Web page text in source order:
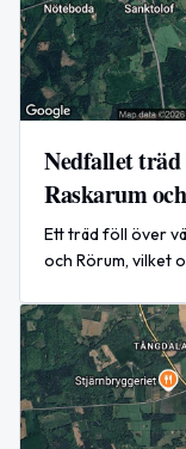
Nedfallet träd
Raskarum
Ett träd föll över
och Rörum, vilket